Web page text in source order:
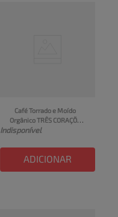
Café Torrado e Moído
Orgânico TRÊS CORAÇÕES
Rituais Cafés Especiais
Indisponível
ADICIONAR